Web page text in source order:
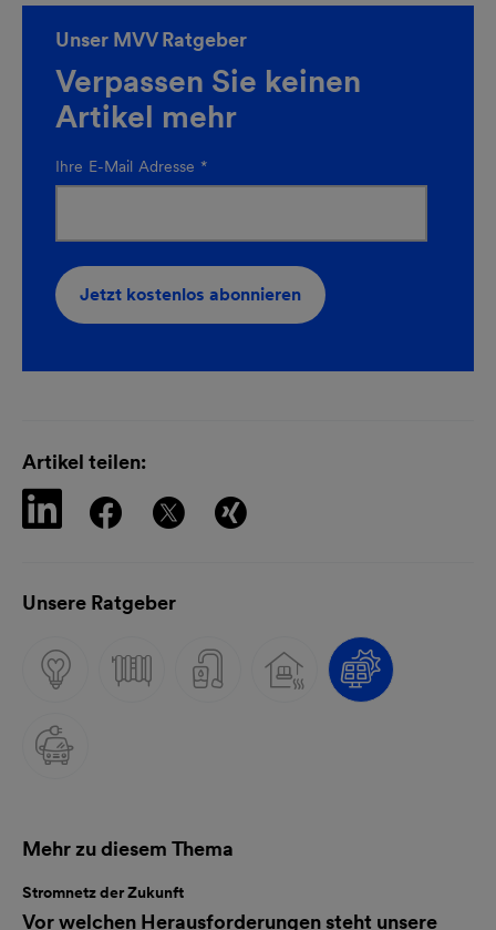
Unser MVV Ratgeber
Verpassen Sie keinen
Artikel mehr
Kurz-
Ihre E-Mail Adresse *
Jetzt kostenlos abonnieren
Artikel teilen:
Unsere Ratgeber
Mehr zu diesem Thema
Stromnetz der Zukunft
Vor welchen Herausforderungen steht unsere